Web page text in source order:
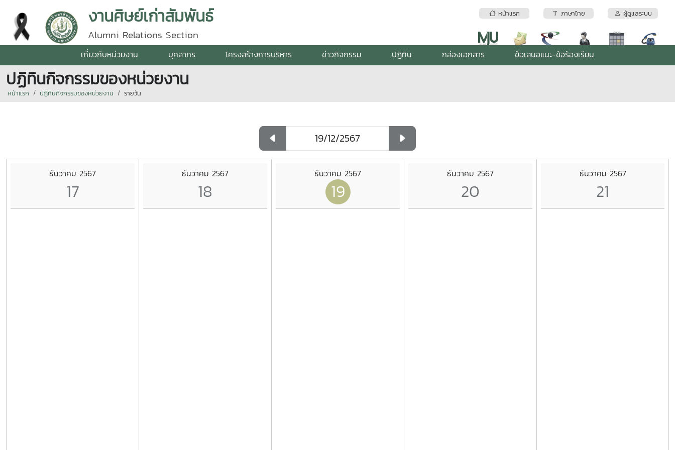
หน้าแรก ภาษาไทย ผู้ดูแลระบบ
งานศิษย์เก่าสัมพันธ์
Alumni Relations Section
เกี่ยวกับหน่วยงาน บุคลากร โครงสร้างการบริหาร ข่าวกิจกรรม ปฏิทิน กล่องเอกสาร ข้อเสนอแนะ-ข้อร้องเรียน
ปฏิทินกิจกรรมของหน่วยงาน
หน้าแรก ปฏิทินกิจกรรมของหน่วยงาน รายวัน
ธันวาคม 2567
17
ธันวาคม 2567
18
ธันวาคม 2567
19
ธันวาคม 2567
20
ธันวาคม 2567
21